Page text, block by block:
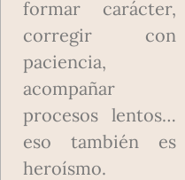
formar carácter,
corregir con
paciencia,
acompañar
procesos lentos…
eso también es
heroísmo.